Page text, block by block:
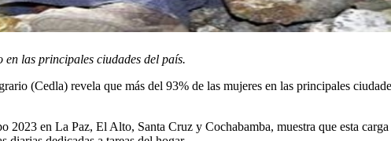
en las principales ciudades del país.
(Cedla) revela que más del 93% de las mujeres en las principales
2023 en La Paz, El Alto, Santa Cruz y Cochabamba, muestra que esta